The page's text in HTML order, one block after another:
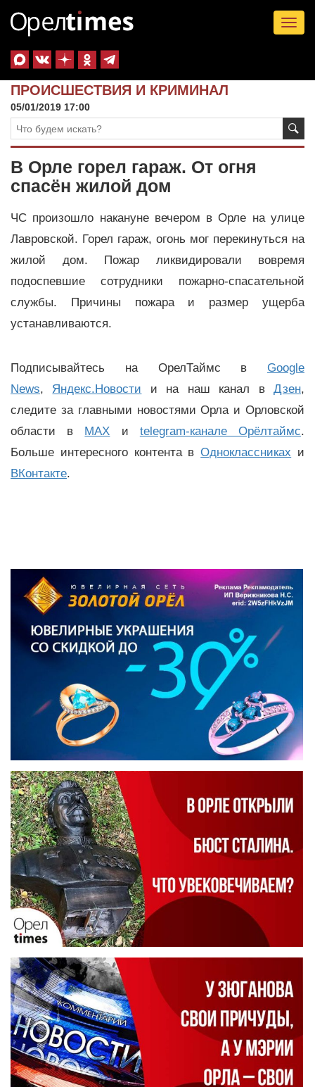
ПРОИСШЕСТВИЯ И КРИМИНАЛ
05/01/2019 17:00
В Орле горел гараж. От огня
спасён жилой дом
ЧС произошло накануне вечером в Орле на улице
Лавровской. Горел гараж, огонь мог перекинуться на
жилой дом. Пожар ликвидировали вовремя
подоспевшие сотрудники пожарно-спасательной
службы. Причины пожара и размер ущерба
устанавливаются.
Подписывайтесь на ОрелТаймс в Google
News, Яндекс.Новости и на наш канал вДзен,
следите за главными новостями Орла и Орловской
области в MAX и telegram-канале Орёлтаймс.
Больше интересного контента вОдноклассниках и
ВКонтакте.